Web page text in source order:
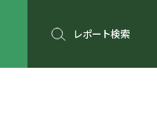
レポート検索